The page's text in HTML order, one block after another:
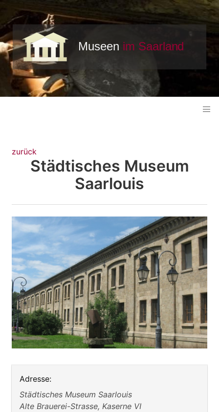
zurück
Städtisches Museum
Saarlouis
Adresse:
Städtisches Museum Saarlouis
Alte Brauerei-Strasse, Kaserne VI